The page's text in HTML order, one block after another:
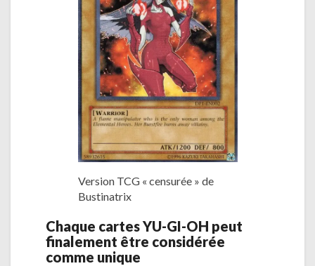
Version TCG « censurée » de
Bustinatrix
Chaque cartes YU-GI-OH peut
finalement être considérée
comme unique